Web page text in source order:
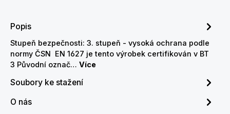
Popis
Stupeň bezpečnosti: 3. stupeň - vysoká ochrana podle
normy ČSN EN 1627 je tento výrobek certifikován v BT
3 Původní označ… Více
Soubory ke stažení
O nás